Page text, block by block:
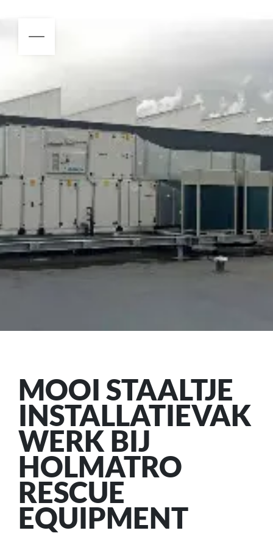
MOOI STAALTJE
INSTALLATIEVAK
WERK BIJ
HOLMATRO
RESCUE
EQUIPMENT